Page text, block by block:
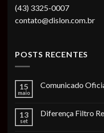
(43) 3325-0007
contato@dislon.com.br
POSTS RECENTES
15
maio
Comunicado
13
set
Diferença Filtro